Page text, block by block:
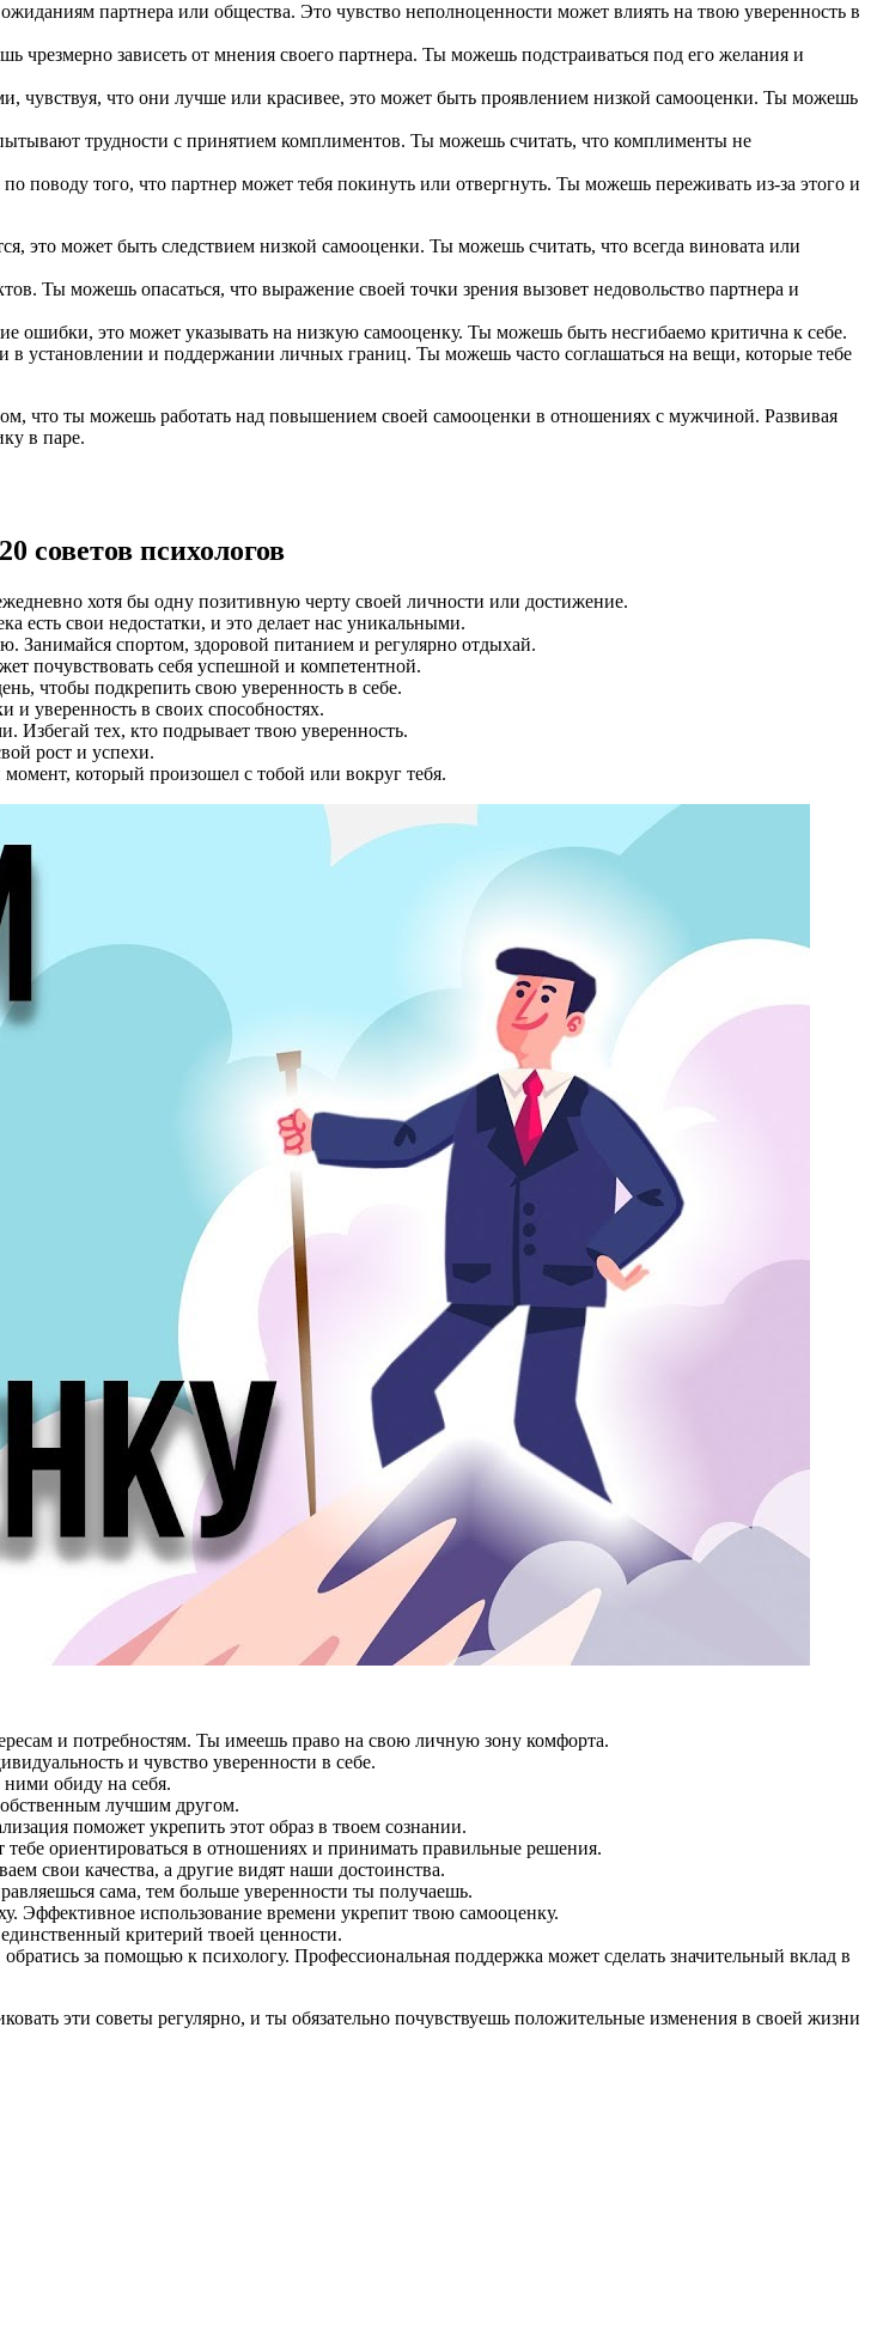
партнера или общества. Это чувство неполноценности может влиять на твою уверенность в
чрезмерно зависеть от мнения своего партнера. Ты можешь подстраиваться под его желания и
чувствуя, что они лучше или красивее, это может быть проявлением низкой самооценки. Ты можешь
трудности с принятием комплиментов. Ты можешь считать, что комплименты не
поводу того, что партнер может тебя покинуть или отвергнуть. Ты можешь переживать из-за этого и
это может быть следствием низкой самооценки. Ты можешь считать, что всегда виновата или
Ты можешь опасаться, что выражение своей точки зрения вызовет недовольство партнера и
ошибки, это может указывать на низкую самооценку. Ты можешь быть несгибаемо критична к себе.
установлении и поддержании личных границ. Ты можешь часто соглашаться на вещи, которые тебе
что ты можешь работать над повышением своей самооценки в отношениях с мужчиной. Развивая
в паре.
советов психологов
хотя бы одну позитивную черту своей личности или достижение.
есть свои недостатки, и это делает нас уникальными.
Занимайся спортом, здоровой питанием и регулярно отдыхай.
почувствовать себя успешной и компетентной.
чтобы подкрепить свою уверенность в себе.
уверенность в своих способностях.
тех, кто подрывает твою уверенность.
рост и успехи.
который произошел с тобой или вокруг тебя.
и потребностям. Ты имеешь право на свою личную зону комфорта.
и чувство уверенности в себе.
обиду на себя.
лучшим другом.
поможет укрепить этот образ в твоем сознании.
ориентироваться в отношениях и принимать правильные решения.
свои качества, а другие видят наши достоинства.
сама, тем больше уверенности ты получаешь.
Эффективное использование времени укрепит твою самооценку.
критерий твоей ценности.
за помощью к психологу. Профессиональная поддержка может сделать значительный вклад в
эти советы регулярно, и ты обязательно почувствуешь положительные изменения в своей жизни